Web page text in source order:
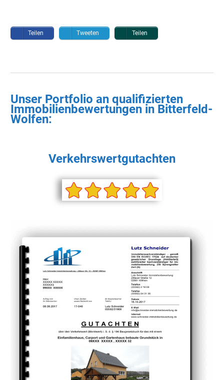
Teilen Tweeten Teilen
Unser Portfolio an qualifizierten
Immobilienbewertungen in Bitterfeld-
Wolfen:
Verkehrswertgutachten